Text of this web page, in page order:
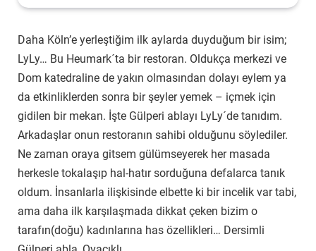
Daha Köln’e yerleştiğim ilk aylarda duyduğum bir isim;
LyLy… Bu Heumark´ta bir restoran. Oldukça merkezi ve
Dom katedraline de yakın olmasından dolayı eylem ya
da etkinliklerden sonra bir şeyler yemek – içmek için
gidilen bir mekan. İşte Gülperi ablayı LyLy´de tanıdım.
Arkadaşlar onun restoranın sahibi olduğunu söylediler.
Ne zaman oraya gitsem gülümseyerek her masada
herkesle tokalaşıp hal-hatır sorduğuna defalarca tanık
oldum. İnsanlarla ilişkisinde elbette ki bir incelik var tabi,
ama daha ilk karşılaşmada dikkat çeken bizim o
tarafın(doğu) kadınlarına has özellikleri… Dersimli